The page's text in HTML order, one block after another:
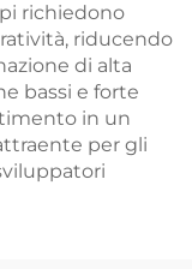
richiedono
riducendo
di alta
bassi e forte
in un
per gli